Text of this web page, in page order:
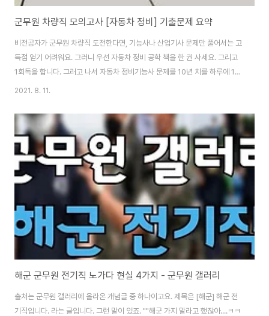
군무원 차량직 모의고사 [자동차 정비] 기출문제 요약
비전공자가 군무원 차량직 도전한다면, 기능사나 산업기사 문제만 풀어서는 고
득점 얻기 어려워요. 그러니 우선 자동차 정비 공학 책을 한 권 사세요. 그리고
1회독을 합니다. 그러고 나서 자동차 정비기능사 문제를 10년 치를 하루에 1개
연도씩 풀어보고 각 문제마다 자동차 정비 공학 책에서 관련 내용을 찾아 기출
를 풀어보면 대략 40회 정도의 시험을 풀어보는 겁니다. 그러고 나서 자동차
정비 공학 책을 다시 1회독을 합니다. (총 2회독이 되겠죠.) 그다음으로 산업기
사 문제를 똑같이 하루에 1년치 풀고 관련 내용을 기능사 문제 풀었던 것처럼
똑같이 합니다. 이렇게 하면 책을 4번이나 보는 것과 마찬가지입니다. 이렇게
산업기사 문제를 ..
2021. 8. 11.
해군 군무원 전기직 노가다 현실 4가지 - 군무원 갤러리
출처는 군무원 갤러리에 올라온 개념글 중 하나이고요. 제목은 [해군] 해군 전
기직입니다. 라는 글입니다. 그런 말이 있죠. ""해군 가지 말라고 했잖아....ㅋㅋ